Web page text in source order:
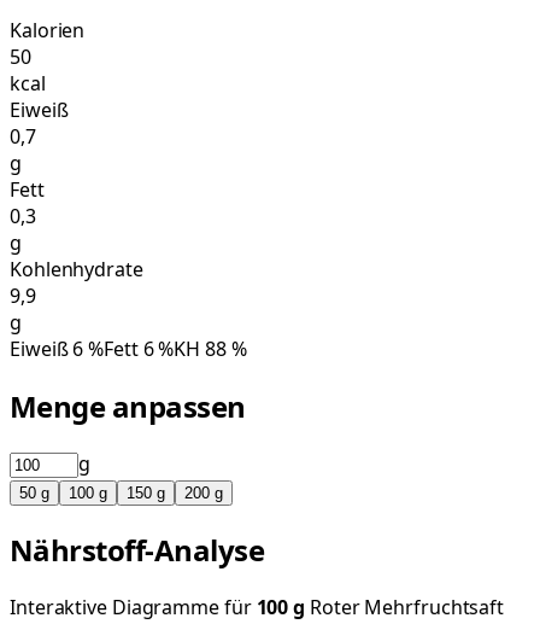
Kalorien
50
kcal
Eiweiß
0,7
g
Fett
0,3
g
Kohlenhydrate
9,9
g
Eiweiß6%Fett 6%KH88%
Menge anpassen
g
50 g 100 g 150 g 200 g
Nährstoff-Analyse
Interaktive Diagramme für 100g Roter Mehrfruchtsaft